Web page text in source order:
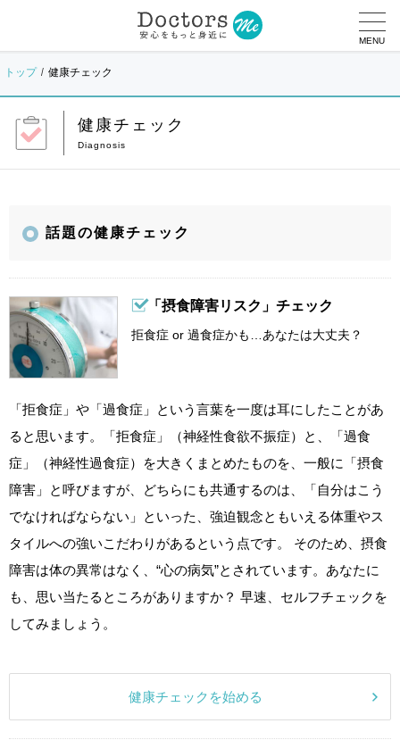
MENU
トップ 健康チェック
健康チェック
話題の健康チェック
「摂食障害リスク」チェック
拒食症 or 過食症かも…あなたは大丈夫？
「拒食症」や「過食症」という言葉を一度は耳にしたことがあ
ると思います。「拒食症」（神経性食欲不振症）と、「過食
症」（神経性過食症）を大きくまとめたものを、一般に「摂食
障害」と呼びますが、どちらにも共通するのは、「自分はこう
でなければならない」といった、強迫観念ともいえる体重やス
タイルへの強いこだわりがあるという点です。 そのため、摂食
障害は体の異常はなく、“心の病気”とされています。あなたに
も、思い当たるところがありますか？ 早速、セルフチェックを
してみましょう。
健康チェックを始める